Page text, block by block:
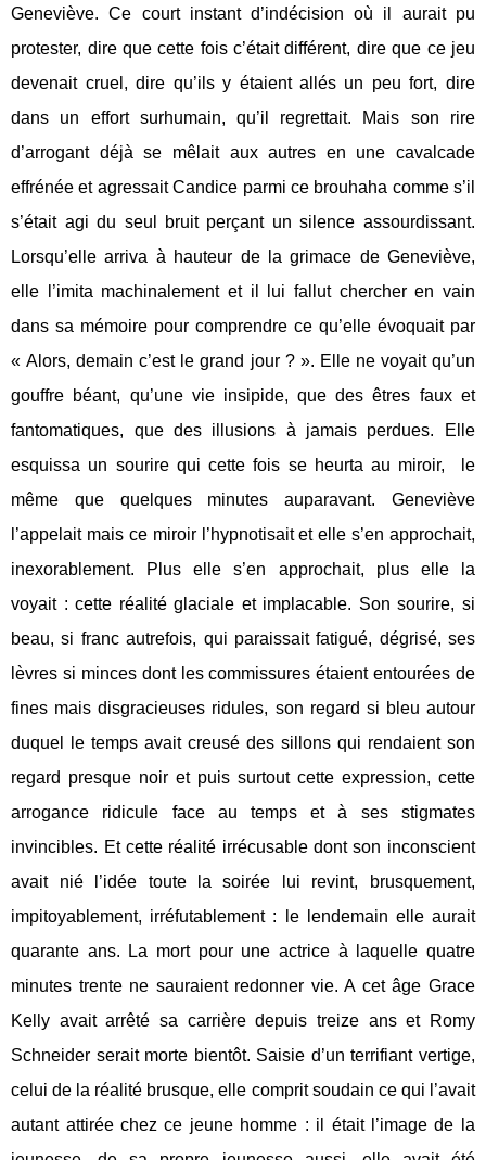
Geneviève. Ce court instant d’indécision où il aurait pu
protester, dire que cette fois c’était différent, dire que ce jeu
devenait cruel, dire qu’ils y étaient allés un peu fort, dire
dans un effort surhumain, qu’il regrettait. Mais son rire
d’arrogant déjà se mêlait aux autres en une cavalcade
effrénée et agressait Candice parmi ce brouhaha comme s’il
s’était agi du seul bruit perçant un silence assourdissant.
Lorsqu’elle arriva à hauteur de la grimace de Geneviève,
elle l’imita machinalement et il lui fallut chercher en vain
dans sa mémoire pour comprendre ce qu’elle évoquait par
« Alors, demain c’est le grand jour ? ». Elle ne voyait qu’un
gouffre béant, qu’une vie insipide, que des êtres faux et
fantomatiques, que des illusions à jamais perdues. Elle
esquissa un sourire qui cette fois se heurta au miroir,
le
même que quelques minutes auparavant. Geneviève
l’appelait mais ce miroir l’hypnotisait et elle s’en approchait,
inexorablement. Plus elle s’en approchait, plus elle la
voyait : cette réalité glaciale et implacable. Son sourire, si
beau, si franc autrefois, qui paraissait fatigué, dégrisé, ses
lèvres si minces dont les commissures étaient entourées de
fines mais disgracieuses ridules, son regard si bleu autour
duquel le temps avait creusé des sillons qui rendaient son
regard presque noir et puis surtout cette expression, cette
arrogance ridicule face au temps et à ses stigmates
invincibles. Et cette réalité irrécusable dont son inconscient
avait nié l’idée toute la soirée lui revint, brusquement,
impitoyablement, irréfutablement : le lendemain elle aurait
quarante ans. La mort pour une actrice à laquelle quatre
minutes trente ne sauraient redonner vie. A cet âge Grace
Kelly avait arrêté sa carrière depuis treize ans et Romy
Schneider serait morte bientôt. Saisie d’un terrifiant vertige,
celui de la réalité brusque, elle comprit soudain ce qui l’avait
autant attirée chez ce jeune homme : il était l’image de la